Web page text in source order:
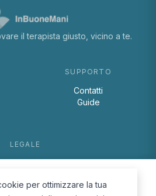
il terapista giusto, vicino a te.
SUPPORTO
Contatti
Guide
LEGALE
Policy
per ottimizzare la tua